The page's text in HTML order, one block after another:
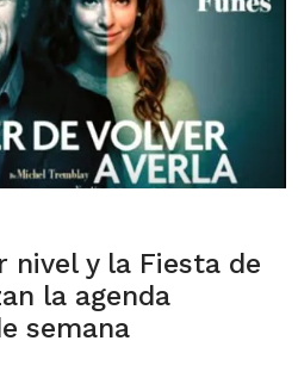
nivel y la Fiesta de
la agenda
semana